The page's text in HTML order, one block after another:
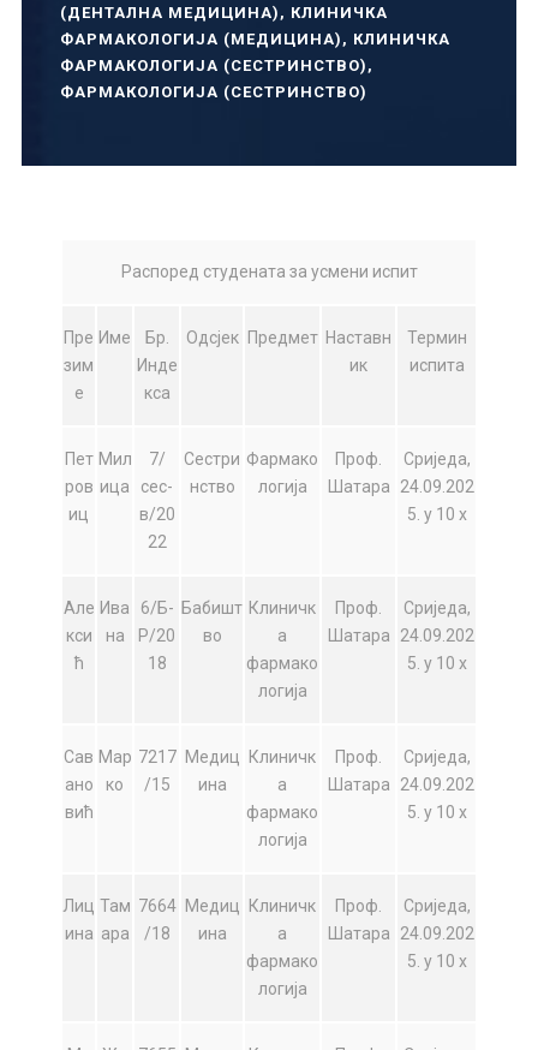
(ДЕНТАЛНА МЕДИЦИНА) , КЛИНИЧКА
ФАРМАКОЛОГИЈА (МЕДИЦИНА) , КЛИНИЧКА
ФАРМАКОЛОГИЈА (СЕСТРИНСТВО) ,
ФАРМАКОЛОГИЈА (СЕСТРИНСТВО)
Распоред студената за усмени испит
Пре
зим
е
Име
Бр.
Инде
кса
Одсјек Предмет Наставн
ик
Термин
испита
Пет
ров
иц
Мил
ица
7/
сес-
в/20
22
Сестри
нство
Фармако
логија
Проф.
Шатара
Сриједа,
24.09.202
5. у 10 х
Але
кси
ћ
Ива
на
6/Б-
Р/20
18
Бабишт
во
Клиничк
а
фармако
логија
Проф.
Шатара
Сриједа,
24.09.202
5. у 10 х
Сав
ано
вић
Мар
ко
7217
/15
Медиц
ина
Клиничк
а
фармако
логија
Проф.
Шатара
Сриједа,
24.09.202
5. у 10 х
Лиц
ина
Там
ара
7664
/18
Медиц
ина
Клиничк
а
фармако
логија
Проф.
Шатара
Сриједа,
24.09.202
5. у 10 х